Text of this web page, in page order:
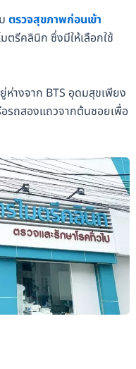
ตรวจสุขภาพก่อนเข้า
รีคลินิก ซึ่งมีให้เลือกใช้
ห่างจาก BTS อุดมสุขเพียง
รถสองแถวจากต้นซอยเพื่อ